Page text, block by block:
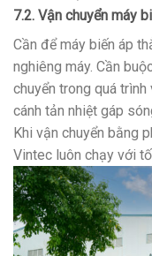
7.2. Vận chuyển máy
Cần để máy biến áp
nghiêng máy. Cần
chuyển trong quá
cánh tản nhiệt gáp
Khi vận chuyển bằng
Vintec luôn chạy với